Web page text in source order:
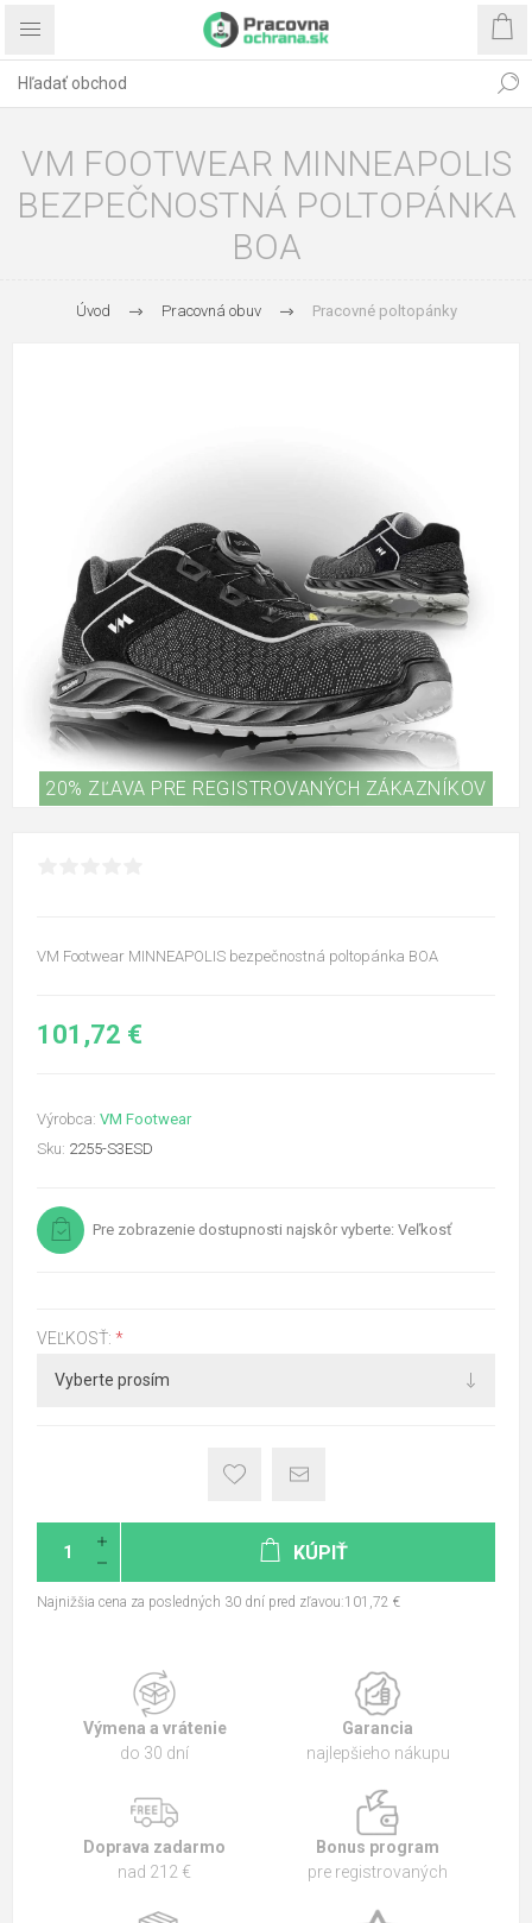
VM FOOTWEAR MINNEAPOLIS
BEZPEČNOSTNÁ POLTOPÁNKA
BOA
Úvod Pracovná obuv Pracovné poltopánky
20% ZĽAVA PRE REGISTROVANÝCH ZÁKAZNÍKOV
VM Footwear MINNEAPOLIS bezpečnostná poltopánka BOA
101,72 €
Výrobca: VM Footwear
Sku: 2255-S3ESD
Pre zobrazenie dostupnosti najskôr vyberte: Veľkosť
VEĽKOSŤ: *
KÚPIŤ
Najnižšia cena za posledných 30 dní pred zľavou:101,72 €
Výmena a vrátenie
do 30 dní
Garancia
najlepšieho nákupu
Doprava zadarmo
nad 212 €
Bonus program
pre registrovaných